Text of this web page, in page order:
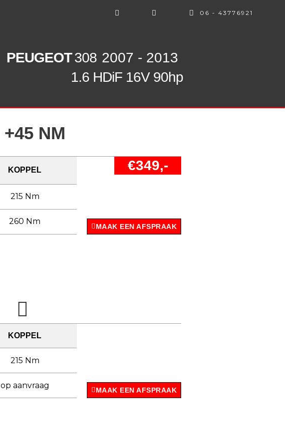
06 - 43776921
PEUGEOT308 2007 - 2013
1.6 HDiF 16V 90hp
+45 NM
KOPPEL €349,-
215 Nm
260 Nm
MAAK EEN AFSPRAAK
KOPPEL
215 Nm
op aanvraag
MAAK EEN AFSPRAAK